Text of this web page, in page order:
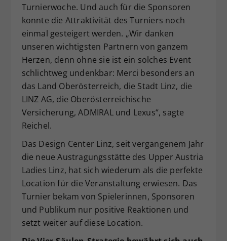
Turnierwoche. Und auch für die Sponsoren
konnte die Attraktivität des Turniers noch
einmal gesteigert werden. „Wir danken
unseren wichtigsten Partnern von ganzem
Herzen, denn ohne sie ist ein solches Event
schlichtweg undenkbar: Merci besonders an
das Land Oberösterreich, die Stadt Linz, die
LINZ AG, die Oberösterreichische
Versicherung, ADMIRAL und Lexus“, sagte
Reichel.
Das Design Center Linz, seit vergangenem Jahr
die neue Austragungsstätte des Upper Austria
Ladies Linz, hat sich wiederum als die perfekte
Location für die Veranstaltung erwiesen. Das
Turnier bekam von Spielerinnen, Sponsoren
und Publikum nur positive Reaktionen und
setzt weiter auf diese Location.